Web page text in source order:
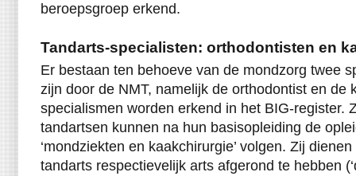
beroepsgroep erkend.
Tandarts-specialisten: orthodontisten en
Er bestaan ten behoeve van de mondzorg twee
zijn door de NMT, namelijk de orthodontist en de
specialismen worden erkend in het BIG-register.
tandartsen kunnen na hun basisopleiding de
‘mondziekten en kaakchirurgie’ volgen. Zij
tandarts respectievelijk arts afgerond te hebben